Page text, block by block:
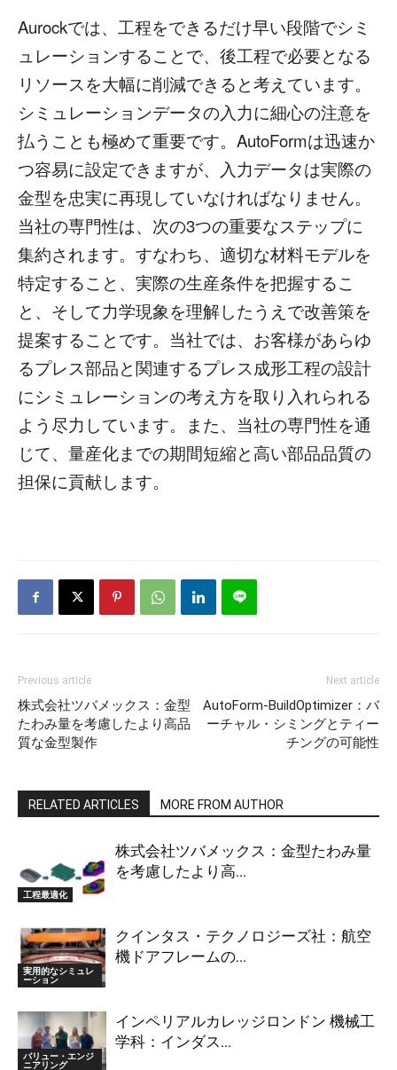
Aurockでは、工程をできるだけ早い段階でシミ
ュレーションすることで、後工程で必要となる
リソースを大幅に削減できると考えています。
シミュレーションデータの入力に細心の注意を
払うことも極めて重要です。AutoFormは迅速か
つ容易に設定できますが、入力データは実際の
金型を忠実に再現していなければなりません。
当社の専門性は、次の3つの重要なステップに
集約されます。すなわち、適切な材料モデルを
特定すること、実際の生産条件を把握するこ
と、そして力学現象を理解したうえで改善策を
提案することです。当社では、お客様があらゆ
るプレス部品と関連するプレス成形工程の設計
にシミュレーションの考え方を取り入れられる
よう尽力しています。また、当社の専門性を通
じて、量産化までの期間短縮と高い部品品質の
担保に貢献します。
Previous article
株式会社ツバメックス：金型
たわみ量を考慮したより高品
質な金型製作
Next article
AutoForm-BuildOptimizer：バ
ーチャル・シミングとティー
チングの可能性
RELATED ARTICLES MORE FROM AUTHOR
工程最適化
株式会社ツバメックス：金型たわみ量
を考慮したより高...
実用的なシミュレ
ーション
クインタス・テクノロジーズ社：航空
機ドアフレームの...
バリュー・エンジ
ニアリング
インペリアルカレッジロンドン 機械工
学科：インダス...